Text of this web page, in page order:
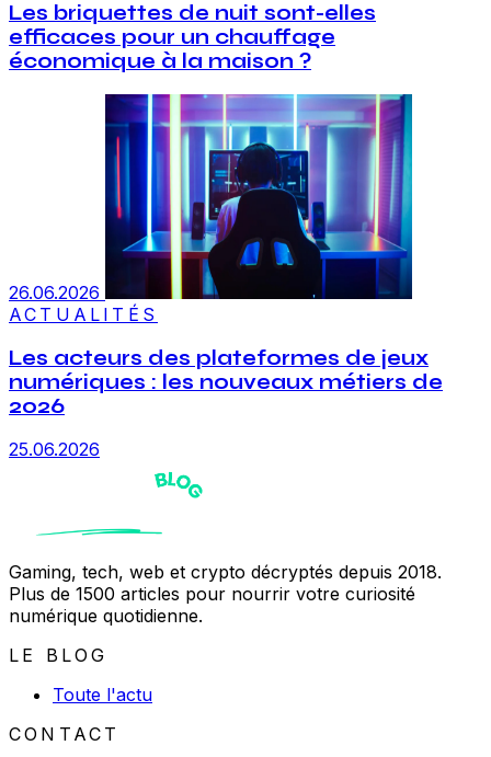
Les briquettes de nuit sont-elles
efficaces pour un chauffage
économique à la maison ?
26.06.2026
ACTUALITÉS
Les acteurs des plateformes de jeux
numériques : les nouveaux métiers de
2026
25.06.2026
Gaming, tech, web et crypto décryptés depuis 2018.
Plus de 1500 articles pour nourrir votre curiosité
numérique quotidienne.
LE BLOG
Toute l'actu
CONTACT